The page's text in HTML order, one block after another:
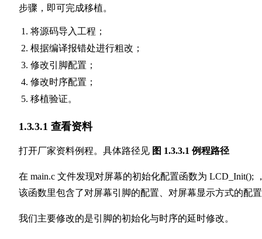
步骤，即可完成移植。
将源码导入工程；
根据编译报错处进行粗改；
修改引脚配置；
修改时序配置；
移植验证。
1.3.3.1 查看资料
打开厂家资料例程。具体路径见 图 1.3.3.1 例程路径
在 main.c 文件发现对屏幕的初始化配置函数为 LCD_Init();
该函数里包含了对屏幕引脚的配置、对屏幕显示方式的配
我们主要修改的是引脚的初始化与时序的延时修改。